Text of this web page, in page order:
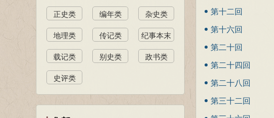
第十二回
第十六回
第二十回
第二十四回
第二十八回
第三十二回
正史类 编年类 杂史类
地理类 传记类
纪事本末
类
载记类 别史类 政书类
史评类